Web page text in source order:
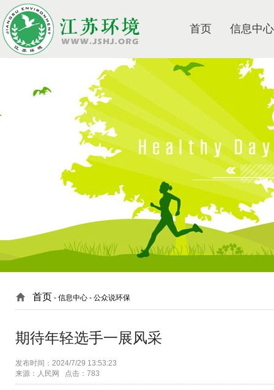
首页 信息中心
首页 - 信息中心 - 公众说环保
期待年轻选手一展风采
发布时间：2024/7/29 13:53:23
来源：人民网 点击：783